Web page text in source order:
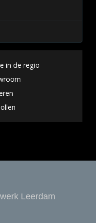
in de regio
Leerdam